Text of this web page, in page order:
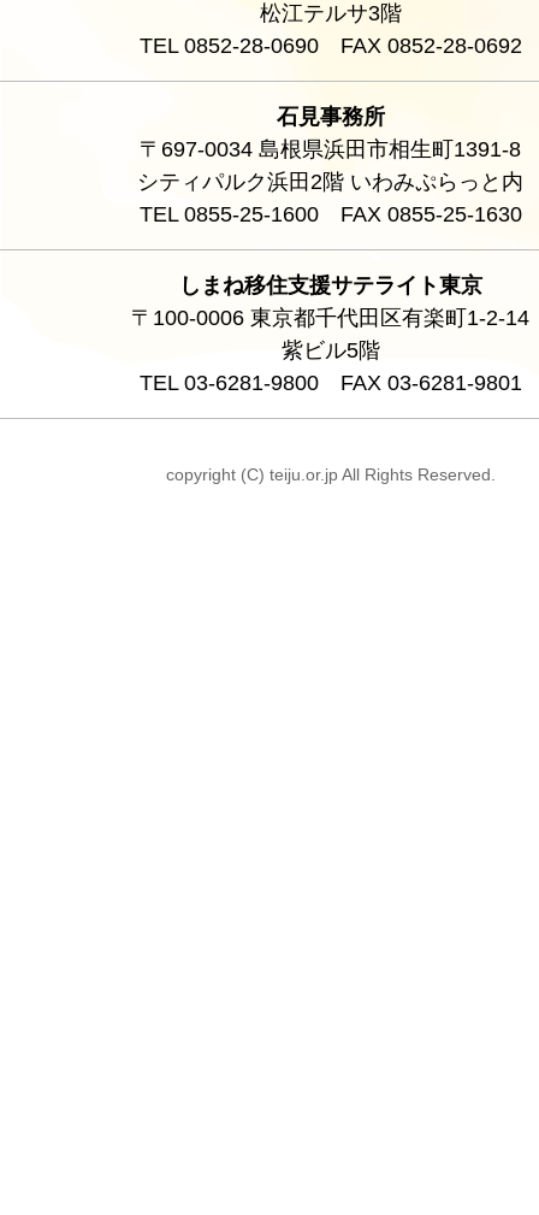
松江テルサ3階
TEL 0852-28-0690 FAX 0852-28-0692
石見事務所
〒697-0034 島根県浜田市相生町1391-8
シティパルク浜田2階 いわみぷらっと内
TEL 0855-25-1600 FAX 0855-25-1630
しまね移住支援サテライト東京
〒100-0006 東京都千代田区有楽町1-2-14
紫ビル5階
TEL 03-6281-9800 FAX 03-6281-9801
copyright (C) teiju.or.jp All Rights Reserved.